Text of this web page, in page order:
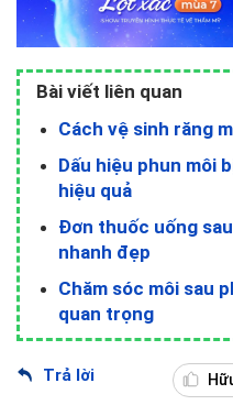
Bài viết liên quan
Cách vệ sinh răng
Dấu hiệu phun môi
hiệu quả
Đơn thuốc uống
nhanh đẹp
Chăm sóc môi sau
quan trọng
Trả lời